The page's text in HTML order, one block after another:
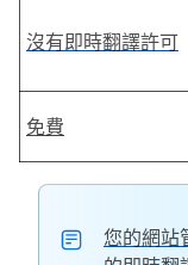
沒有即時翻譯許可
免費
您的網站